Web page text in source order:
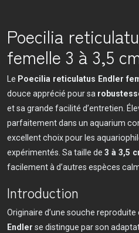
Poecilia
femelle 3 à 3,5
Le Poecilia reticulatus Endler
douce apprécié pour sa
et sa grande facilité d’entretien.
parfaitement dans un aquarium
excellent choix pour les
expérimentés. Sa taille de 3 à 3,5
facilement à d’autres espèces
Introduction
Originaire d’une souche
Endler se distingue par son